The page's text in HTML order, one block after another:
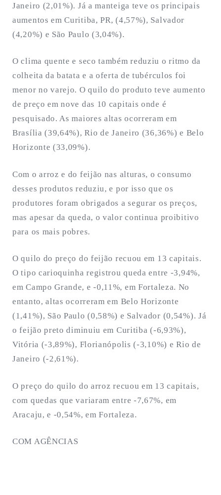
Janeiro (2,01%). Já a manteiga teve os principais
aumentos em Curitiba, PR, (4,57%), Salvador
(4,20%) e São Paulo (3,04%).
O clima quente e seco também reduziu o ritmo da
colheita da batata e a oferta de tubérculos foi
menor no varejo. O quilo do produto teve aumento
de preço em nove das 10 capitais onde é
pesquisado. As maiores altas ocorreram em
Brasília (39,64%), Rio de Janeiro (36,36%) e Belo
Horizonte (33,09%).
Com o arroz e do feijão nas alturas, o consumo
desses produtos reduziu, e por isso que os
produtores foram obrigados a segurar os preços,
mas apesar da queda, o valor continua proibitivo
para os mais pobres.
O quilo do preço do feijão recuou em 13 capitais.
O tipo carioquinha registrou queda entre -3,94%,
em Campo Grande, e -0,11%, em Fortaleza. No
entanto, altas ocorreram em Belo Horizonte
(1,41%), São Paulo (0,58%) e Salvador (0,54%). Já
o feijão preto diminuiu em Curitiba (-6,93%),
Vitória (-3,89%), Florianópolis (-3,10%) e Rio de
Janeiro (-2,61%).
O preço do quilo do arroz recuou em 13 capitais,
com quedas que variaram entre -7,67%, em
Aracaju, e -0,54%, em Fortaleza.
COM AGÊNCIAS